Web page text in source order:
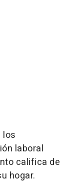
los
laboral
califica de
hogar.